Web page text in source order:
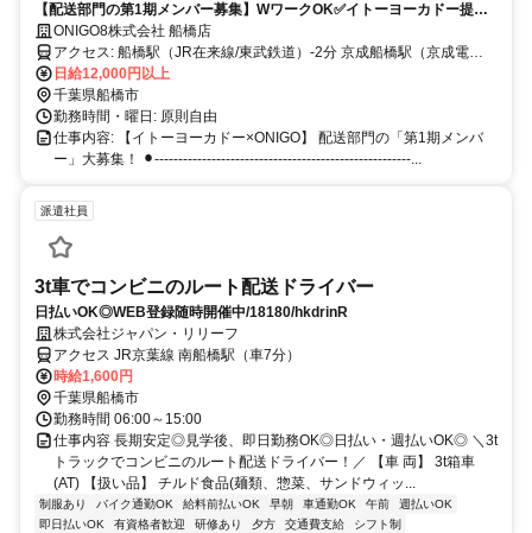
【配送部門の第1期メンバー募集】WワークOK✅イトーヨーカドー提携
で安心体制
ONIGO8株式会社 船橋店
アクセス: 船橋駅（JR在来線/東武鉄道）-2分 京成船橋駅（京成電
鉄）-5分 東海神駅（東葉高速鉄道）-9分
日給12,000円以上
千葉県船橋市
勤務時間・曜日: 原則自由
仕事内容: 【イトーヨーカドー×ONIGO】 配送部門の「第1期メンバ
ー」大募集！ ⚫︎------------------------------------------------------...
派遣社員
3t車でコンビニのルート配送ドライバー
日払いOK◎WEB登録随時開催中/18180/hkdrinR
株式会社ジャパン・リリーフ
アクセス JR京葉線 南船橋駅（車7分）
時給1,600円
千葉県船橋市
勤務時間 06:00～15:00
仕事内容 長期安定◎見学後、即日勤務OK◎日払い・週払いOK◎ ＼3t
トラックでコンビニのルート配送ドライバー！／ 【車 両】 3t箱車
(AT) 【扱い品】 チルド食品(麺類、惣菜、サンドウィッ...
制服あり バイク通勤OK 給料前払いOK 早朝 車通勤OK 午前
週払いOK
即日払いOK
有資格者歓迎 研修あり 夕方 交通費支給 シフト制